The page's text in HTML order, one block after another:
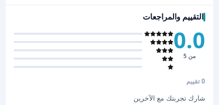
التقييم والمراجعات
0.0
من 5
0 تقييم
شارك تجربتك مع الآخرين